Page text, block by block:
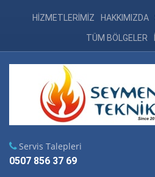
HİZMETLERİMİZ HAKKIMIZDA
TÜM BÖLGELER
Servis Talepleri
0507 856 37 69